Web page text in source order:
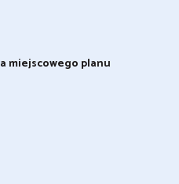
miejscowego planu